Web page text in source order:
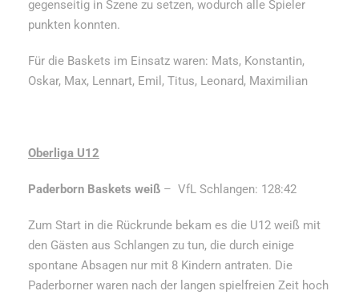
gegenseitig in Szene zu setzen, wodurch alle Spieler
punkten konnten.
Für die Baskets im Einsatz waren: Mats, Konstantin,
Oskar, Max, Lennart, Emil, Titus, Leonard, Maximilian
Oberliga U12
Paderborn Baskets weiß – VfL Schlangen: 128:42
Zum Start in die Rückrunde bekam es die U12 weiß mit
den Gästen aus Schlangen zu tun, die durch einige
spontane Absagen nur mit 8 Kindern antraten. Die
Paderborner waren nach der langen spielfreien Zeit hoch